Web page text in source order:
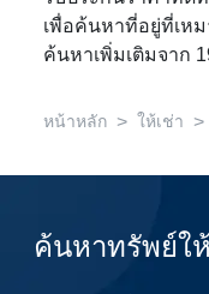
เพื่อค้นหาที่อยู่ที่เห
ค้นหาเพิ่มเติมจาก
หน้าหลัก > ให้เช่า >
ค้นหาทรัพย์ใ